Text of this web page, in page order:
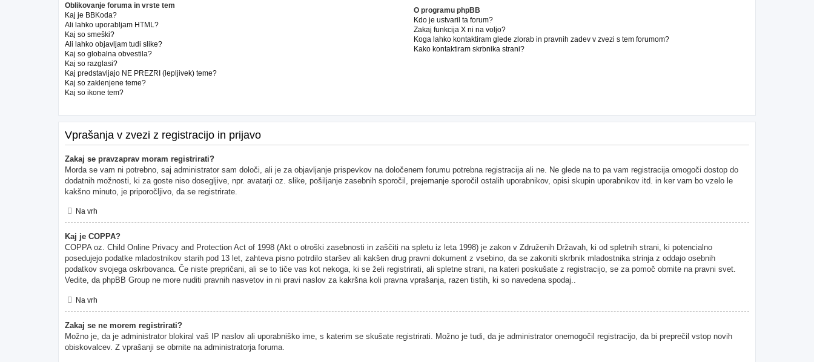
Oblikovanje foruma in vrste tem
Kaj je BBKoda?
Ali lahko uporabljam HTML?
Kaj so smeški?
Ali lahko objavljam tudi slike?
Kaj so globalna obvestila?
Kaj so razglasi?
Kaj predstavljajo NE PREZRI (lepljivek) teme?
Kaj so zaklenjene teme?
Kaj so ikone tem?
O programu phpBB
Kdo je ustvaril ta forum?
Zakaj funkcija X ni na voljo?
Koga lahko kontaktiram glede zlorab in pravnih zadev v zvezi s tem forumom?
Kako kontaktiram skrbnika strani?
Vprašanja v zvezi z registracijo in prijavo
Zakaj se pravzaprav moram registrirati?
Morda se vam ni potrebno, saj administrator sam določi, ali je za objavljanje prispevkov na določenem forumu potrebna registracija ali ne. Ne glede na to pa vam registracija omogoči dostop do
dodatnih možnosti, ki za goste niso dosegljive, npr. avatarji oz. slike, pošiljanje zasebnih sporočil, prejemanje sporočil ostalih uporabnikov, opisi skupin uporabnikov itd. in ker vam bo vzelo le
kakšno minuto, je priporočljivo, da se registrirate.
Na vrh
Kaj je COPPA?
COPPA oz. Child Online Privacy and Protection Act of 1998 (Akt o otroški zasebnosti in zaščiti na spletu iz leta 1998) je zakon v Združenih Državah, ki od spletnih strani, ki potencialno
posedujejo podatke mladostnikov starih pod 13 let, zahteva pisno potrdilo staršev ali kakšen drug pravni dokument z vsebino, da se zakoniti skrbnik mladostnika strinja z oddajo osebnih
podatkov svojega oskrbovanca. Če niste prepričani, ali se to tiče vas kot nekoga, ki se želi registrirati, ali spletne strani, na kateri poskušate z registracijo, se za pomoč obrnite na pravni svet.
Vedite, da phpBB Group ne more nuditi pravnih nasvetov in ni pravi naslov za kakršna koli pravna vprašanja, razen tistih, ki so navedena spodaj..
Na vrh
Zakaj se ne morem registrirati?
Možno je, da je administrator blokiral vaš IP naslov ali uporabniško ime, s katerim se skušate registrirati. Možno je tudi, da je administrator onemogočil registracijo, da bi preprečil vstop novih
obiskovalcev. Z vprašanji se obrnite na administratorja foruma.